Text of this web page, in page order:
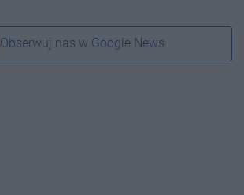
Obserwuj nas w Google News